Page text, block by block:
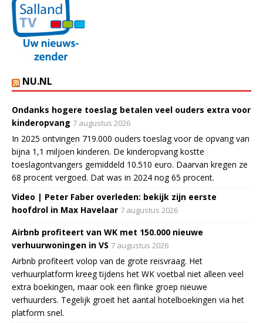
NU.NL
Ondanks hogere toeslag betalen veel ouders extra voor
kinderopvang 7 augustus 2026
In 2025 ontvingen 719.000 ouders toeslag voor de opvang van
bijna 1,1 miljoen kinderen. De kinderopvang kostte
toeslagontvangers gemiddeld 10.510 euro. Daarvan kregen ze
68 procent vergoed. Dat was in 2024 nog 65 procent.
Video | Peter Faber overleden: bekijk zijn eerste
hoofdrol in Max Havelaar 7 augustus 2026
Airbnb profiteert van WK met 150.000 nieuwe
verhuurwoningen in VS 7 augustus 2026
Airbnb profiteert volop van de grote reisvraag. Het
verhuurplatform kreeg tijdens het WK voetbal niet alleen veel
extra boekingen, maar ook een flinke groep nieuwe
verhuurders. Tegelijk groeit het aantal hotelboekingen via het
platform snel.